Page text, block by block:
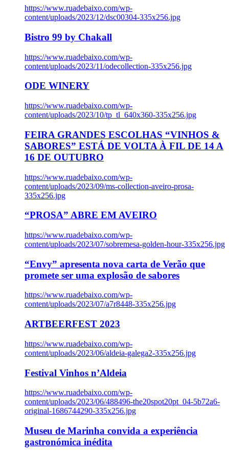
https://www.ruadebaixo.com/wp-
content/uploads/2023/12/dsc00304-335x256.jpg
Bistro 99 by Chakall
https://www.ruadebaixo.com/wp-
content/uploads/2023/11/odecollection-335x256.jpg
ODE WINERY
https://www.ruadebaixo.com/wp-
content/uploads/2023/10/tp_tl_640x360-335x256.jpg
FEIRA GRANDES ESCOLHAS “VINHOS &
SABORES” ESTÁ DE VOLTA À FIL DE 14 A
16 DE OUTUBRO
https://www.ruadebaixo.com/wp-
content/uploads/2023/09/ms-collection-aveiro-prosa-
335x256.jpg
“PROSA” ABRE EM AVEIRO
https://www.ruadebaixo.com/wp-
content/uploads/2023/07/sobremesa-golden-hour-335x256.jpg
“Envy” apresenta nova carta de Verão que
promete ser uma explosão de sabores
https://www.ruadebaixo.com/wp-
content/uploads/2023/07/a7r8448-335x256.jpg
ARTBEERFEST 2023
https://www.ruadebaixo.com/wp-
content/uploads/2023/06/aldeia-galega2-335x256.jpg
Festival Vinhos n’Aldeia
https://www.ruadebaixo.com/wp-
content/uploads/2023/06/488496-the20spot20pt_04-5b72a6-
original-1686744290-335x256.jpg
Museu de Marinha convida a experiência
gastronómica inédita